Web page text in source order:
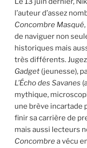
l’auteur d’assez
Concombre Masqué
de naviguer non
historiques mais
très différents.
Gadget (jeunesse),
L’Échodes Savanes
mythique,
une brève incartade
finir sa carrière de
mais aussi lecteurs
Concombrea vécu